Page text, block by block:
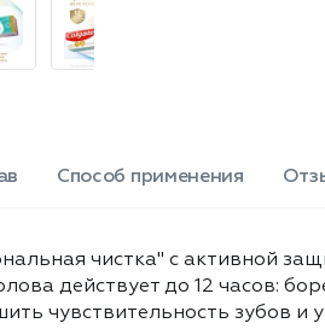
воздействия. Подходит
ежедневного
день - позаботьтесь о
Способ применения
чистка" с активной
действует до 12 часов:
чувствительность зубов